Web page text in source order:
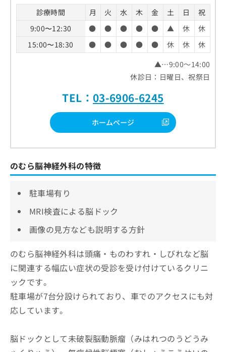
診療時間 月 火 水 木 金 土 日
祝
9:00〜12:30
● ● ● ● ● ▲ 休
休
15:00〜18:30
● ● ● ● ● 休 休
休
▲…9:00～14:00
休診日：日曜日、祝祭日
TEL： 03-6906-6245
ホームページ
のむら脳神経外科の特徴
駐車場有り
MRI検査による脳ドック
画像の見方なども説明する方針
のむら脳神経外科は頭痛・ものわすれ・しびれなど脳
に関連する幅広い症状の受診を受け付けているクリニ
ックです。
駐車場が7台分設けられており、車でのアクセスにも対
応しています。
脳ドックとして未破裂脳動脈瘤（みはれつのうどうみ